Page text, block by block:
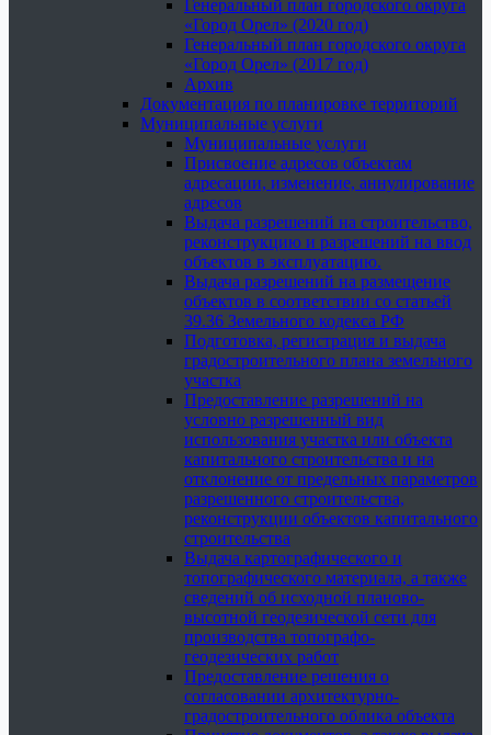
Генеральный план городского округа
«Город Орел» (2020 год)
Генеральный план городского округа
«Город Орел» (2017 год)
Архив
Документация по планировке территорий
Муниципальные услуги
Муниципальные услуги
Присвоение адресов объектам
адресации, изменение, аннулирование
адресов
Выдача разрешений на строительство,
реконструкцию и разрешений на ввод
объектов в эксплуатацию.
Выдача разрешений на размещение
объектов в соответствии со статьей
39.36 Земельного кодекса РФ
Подготовка, регистрация и выдача
градостроительного плана земельного
участка
Предоставление разрешений на
условно разрешенный вид
использования участка или объекта
капитального строительства и на
отклонение от предельных параметров
разрешенного строительства,
реконструкции объектов капитального
строительства
Выдача картографического и
топографического материала, а также
сведений об исходной планово-
высотной геодезической сети для
производства топографо-
геодезических работ
Предоставление решения о
согласовании архитектурно-
градостроительного облика объекта